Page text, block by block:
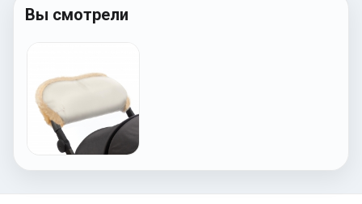
Вы смотрели